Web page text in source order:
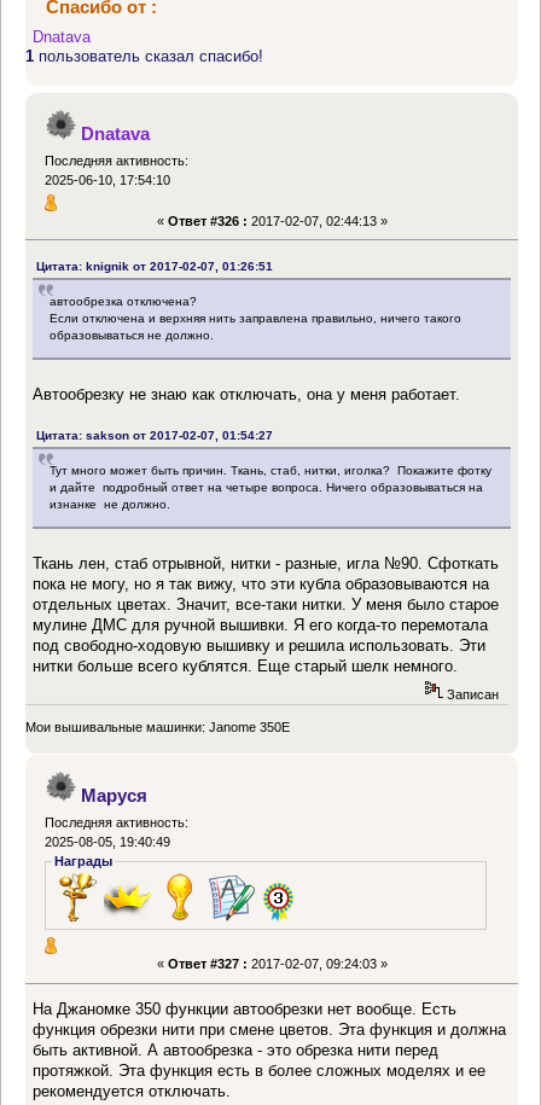
Спасибо от :
Dnatava
1 пользователь сказал спасибо!
Dnatava
Последняя активность:
2025-06-10, 17:54:10
« Ответ #326 : 2017-02-07, 02:44:13 »
Цитата: knignik от 2017-02-07, 01:26:51
автообрезка отключена?
Если отключена и верхняя нить заправлена правильно, ничего такого
образовываться не должно.
Автообрезку не знаю как отключать, она у меня работает.
Цитата: sakson от 2017-02-07, 01:54:27
Тут много может быть причин. Ткань, стаб, нитки, иголка? Покажите фотку
и дайте подробный ответ на четыре вопроса. Ничего образовываться на
изнанке не должно.
Ткань лен, стаб отрывной, нитки - разные, игла №90. Сфоткать
пока не могу, но я так вижу, что эти кубла образовываются на
отдельных цветах. Значит, все-таки нитки. У меня было старое
мулине ДМС для ручной вышивки. Я его когда-то перемотала
под свободно-ходовую вышивку и решила использовать. Эти
нитки больше всего кублятся. Еще старый шелк немного.
Записан
Мои вышивальные машинки: Janome 350E
Маруся
Последняя активность:
2025-08-05, 19:40:49
Награды
« Ответ #327 : 2017-02-07, 09:24:03 »
На Джаномке 350 функции автообрезки нет вообще. Есть
функция обрезки нити при смене цветов. Эта функция и должна
быть активной. А автообрезка - это обрезка нити перед
протяжкой. Эта функция есть в более сложных моделях и ее
рекомендуется отключать.